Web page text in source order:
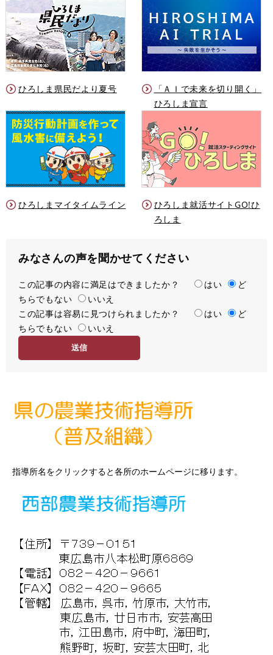
ひろしま県民だより夏号
「ＡＩで未来を切り開く」
ひろしま宣言
ひろしまマイタイムライン
ひろしま就活サイトGO!ひ
ろしま
みなさんの声を聞かせてください
満
足
度
この記事の内容に満足はできましたか？ はい
ど
ちらでもない
いいえ
容
易
この記事は容易に見つけられましたか？ はい
ど
ちらでもない
いいえ
指導所名をクリックすると各所のホームページに移ります。